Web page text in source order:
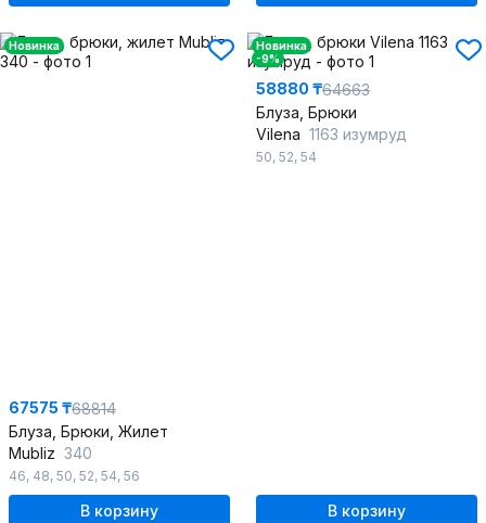
Новинка
67575 ₸68814
Блуза, Брюки, Жилет
Mubliz 340
46, 48, 50, 52, 54, 56
В корзину
Новинка
-9%
58880 ₸64663
Блуза, Брюки
Vilena 1163 изумруд
50, 52, 54
В корзину